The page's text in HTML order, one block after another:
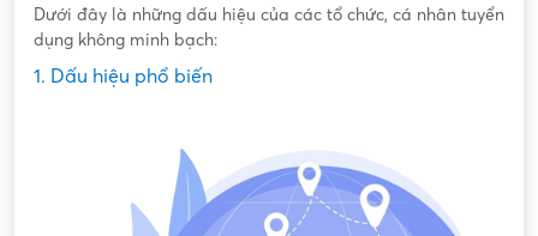
Dưới đây là những dấu hiệu của các tổ chức, cá nhân tuyển
dụng không minh bạch:
1. Dấu hiệu phổ biến